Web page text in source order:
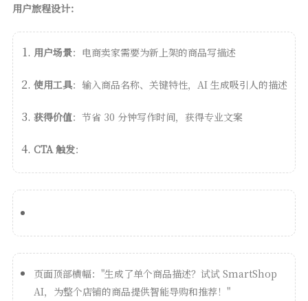
用户旅程设计：
用户场景：电商卖家需要为新上架的商品写描述
使用工具：输入商品名称、关键特性，AI 生成吸引人的描述
获得价值：节省 30 分钟写作时间，获得专业文案
CTA 触发：
页面顶部横幅："生成了单个商品描述？试试 SmartShop
AI，为整个店铺的商品提供智能导购和推荐！"